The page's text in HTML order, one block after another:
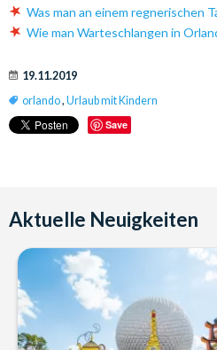
Was man an einem regnerischen
Wie man Warteschlangen in
19.11.2019
orlando, Urlaub mit Kindern
Save
Aktuelle Neuigkeiten